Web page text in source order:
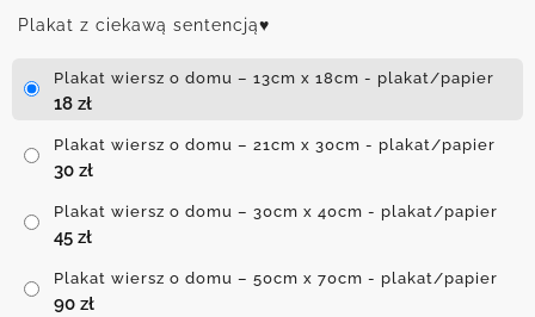
Plakat z ciekawą sentencją♥
Plakat wiersz o domu – 13cm x 18cm - plakat/papier
18 zł
Plakat wiersz o domu – 21cm x 30cm - plakat/papier
30 zł
Plakat wiersz o domu – 30cm x 40cm - plakat/papier
45 zł
Plakat wiersz o domu – 50cm x 70cm - plakat/papier
90 zł